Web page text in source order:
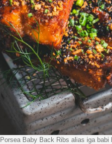
Baby Back Ribs alias iga